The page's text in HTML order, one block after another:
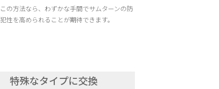
この方法なら、わずかな手間でサムターンの防
犯性を高められることが期待できます。
特殊なタイプに交換